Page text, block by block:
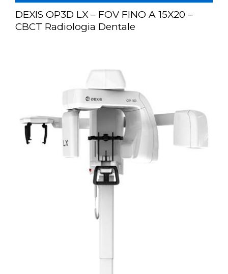
DEXIS OP3D LX – FOV FINO A 15X20 –
CBCT Radiologia Dentale